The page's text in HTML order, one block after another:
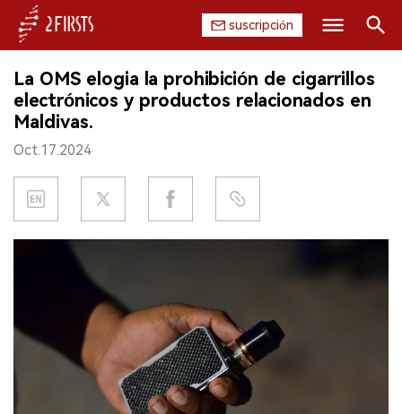
suscripción
INICIO
EMPRESA
PRODUCTO
REGULACIÓN
EXPOSICIÓN
ENTREVISTA
Buscar
La OMS elogia la prohibición de cigarrillos
electrónicos y productos relacionados en
Maldivas.
Oct.17.2024